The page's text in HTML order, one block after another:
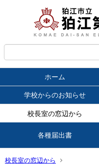
ホーム
学校からのお知らせ
校長室の窓辺から
各種届出書
校長室の窓辺から